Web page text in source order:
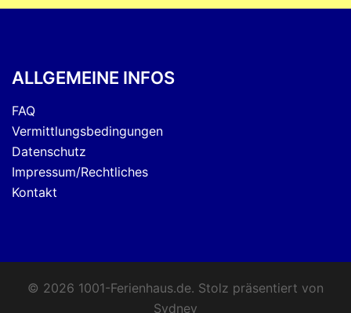
ALLGEMEINE INFOS
FAQ
Vermittlungsbedingungen
Datenschutz
Impressum/Rechtliches
Kontakt
© 2026 1001-Ferienhaus.de. Stolz präsentiert von
Sydney